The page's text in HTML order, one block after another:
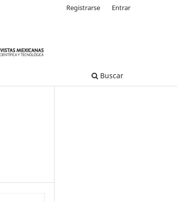
Buscar
Registrarse Entrar